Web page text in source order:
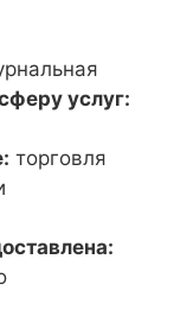
услуг:
торговля